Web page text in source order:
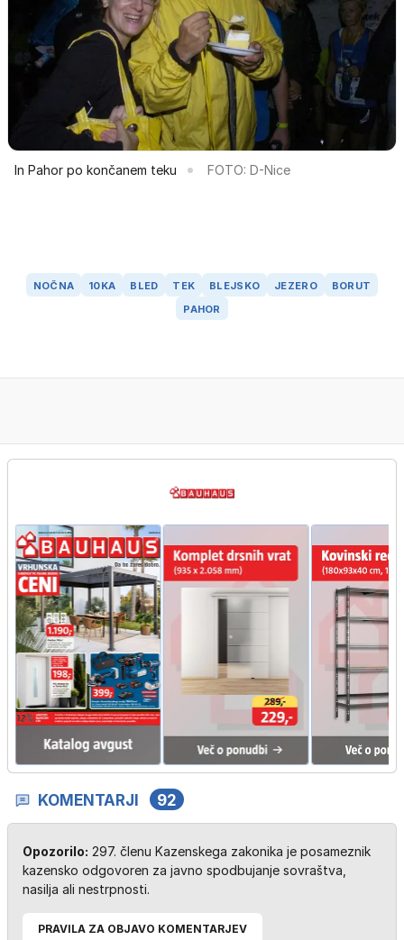
In Pahor po končanem teku FOTO: D-Nice
NOČNA 10KA BLED TEK BLEJSKO JEZERO
BORUT
PAHOR
KOMENTARJI 92
Opozorilo: 297. členu Kazenskega zakonika je posameznik
kazensko odgovoren za javno spodbujanje sovraštva,
nasilja ali nestrpnosti.
PRAVILA ZA OBJAVO KOMENTARJEV